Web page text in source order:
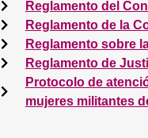
Reglamento del
Reglamento de la
Reglamento sobre
Reglamento de
Protocolo de
mujeres militantes